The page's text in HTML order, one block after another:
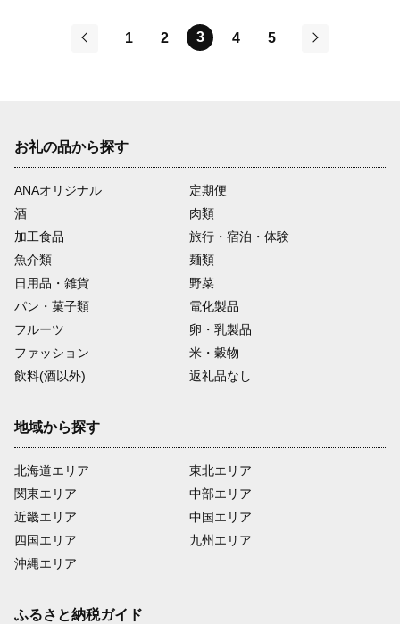
1 2 3 4
5
お礼の品から探す
ANAオリジナル
定期便
酒
肉類
加工食品
旅行・宿泊・体験
魚介類
麺類
日用品・雑貨
野菜
パン・菓子類
電化製品
フルーツ
卵・乳製品
ファッション
米・穀物
飲料(酒以外)
返礼品なし
地域から探す
北海道エリア
関東エリア
近畿エリア
四国エリア
沖縄エリア
東北エリア
中部エリア
中国エリア
九州エリア
ふるさと納税ガイド